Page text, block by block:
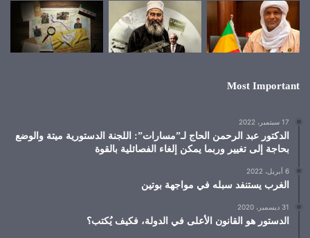
Most Important
17 سبتمبر، 2022
الدكتور عبد الرحمن الحاج لـ”مسارات”: اللجنة الدستورية ميتة والوضع
بحاجة إلى تغيير وربما يمكن إلغاء الفصائلية بالقوة
6 أبريل، 2022
الغرب يستنفد سبله في مواجهة بوتين
31 ديسمبر، 2020
الدستور هو القانون الأعلى في الدولة، فكيف يُكتب؟